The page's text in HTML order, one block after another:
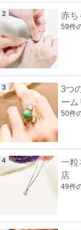
赤ち
59件
3つ
ーム
50件
一粒
店
49件